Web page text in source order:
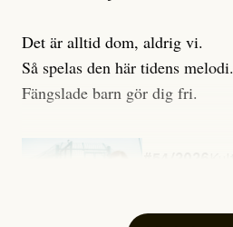
Det är alltid dom, aldrig vi.
Så spelas den här tidens melodi.
Fängslade barn gör dig fri.